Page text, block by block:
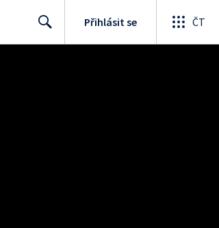
Přihlásit se ČT